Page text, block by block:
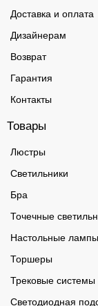
Доставка и оплата
Дизайнерам
Возврат
Гарантия
Контакты
Товары
Люстры
Светильники
Бра
Точечные
Настольные лампы
Торшеры
Трековые системы
Светодиодная